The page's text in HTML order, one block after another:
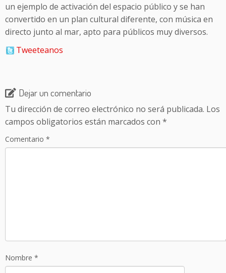
un ejemplo de activación del espacio público y se han
convertido en un plan cultural diferente, con música en
directo junto al mar, apto para públicos muy diversos.
Tweeteanos
Dejar un comentario
Tu dirección de correo electrónico no será publicada. Los
campos obligatorios están marcados con *
Comentario *
Nombre *